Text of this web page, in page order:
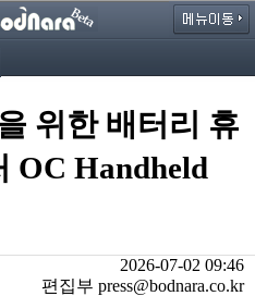
위한 배터리 휴
OC Handheld
2026-07-02 09:46
편집부 press@bodnara.co.kr